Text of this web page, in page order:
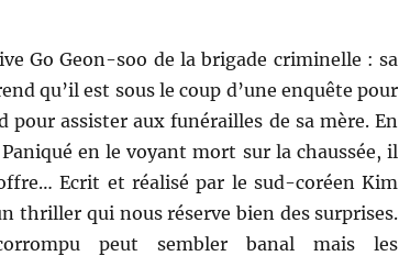
Go Geon-soo de la brigade criminelle : sa
qu’il est sous le coup d’une enquête pour
assister aux funérailles de sa mère. En
en le voyant mort sur la chaussée, il
Ecrit et réalisé par le sud-coréen Kim
thriller qui nous réserve bien des surprises.
peut sembler banal mais les